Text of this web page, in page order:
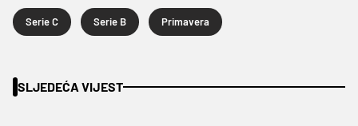
Serie C Serie B Primavera
SLJEDEĆA VIJEST